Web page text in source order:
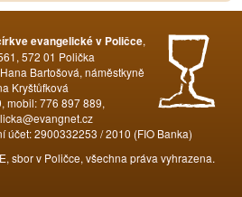
evangelické v Poličce,
572 01 Polička
Bartošová, náměstkyně
Kryštůfková
mobil: 776 897 889,
účet: 2900332253 / 2010 (FIO Banka)
sbor v Poličce, všechna práva vyhrazena.